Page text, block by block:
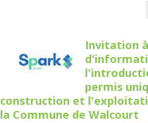
Invitation
permis
construction et
la Commune de Walcourt